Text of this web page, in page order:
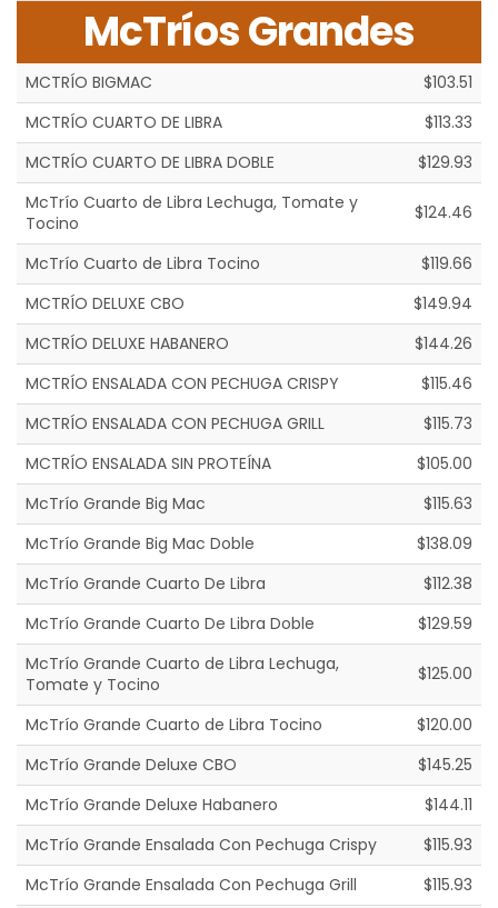
McTríos Grandes
MCTRÍO BIGMAC
$103.51
MCTRÍO CUARTO DE LIBRA
$113.33
MCTRÍO CUARTO DE LIBRA DOBLE
$129.93
McTrío Cuarto de Libra Lechuga, Tomate y
Tocino
$124.46
McTrío Cuarto de Libra Tocino
$119.66
MCTRÍO DELUXE CBO
$149.94
MCTRÍO DELUXE HABANERO
$144.26
MCTRÍO ENSALADA CON PECHUGA CRISPY
$115.46
MCTRÍO ENSALADA CON PECHUGA GRILL
$115.73
MCTRÍO ENSALADA SIN PROTEÍNA
$105.00
McTrío Grande Big Mac
$115.63
McTrío Grande Big Mac Doble
$138.09
McTrío Grande Cuarto De Libra
$112.38
McTrío Grande Cuarto De Libra Doble
$129.59
McTrío Grande Cuarto de Libra Lechuga,
Tomate y Tocino
$125.00
McTrío Grande Cuarto de Libra Tocino
$120.00
McTrío Grande Deluxe CBO
$145.25
McTrío Grande Deluxe Habanero
$144.11
McTrío Grande Ensalada Con Pechuga Crispy
$115.93
McTrío Grande Ensalada Con Pechuga Grill
$115.93